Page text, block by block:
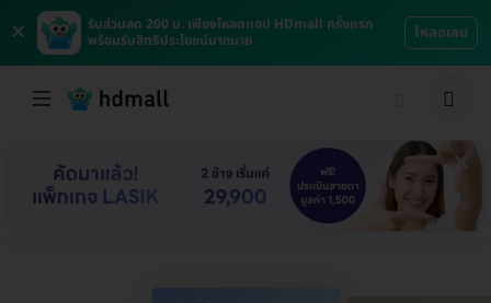
×
รับส่วนลด 200 บ. เพียงโหลดแอป HDmall ครั้งแรก
พร้อมรับสิทธิประโยชน์มากมาย
โหลดเลย